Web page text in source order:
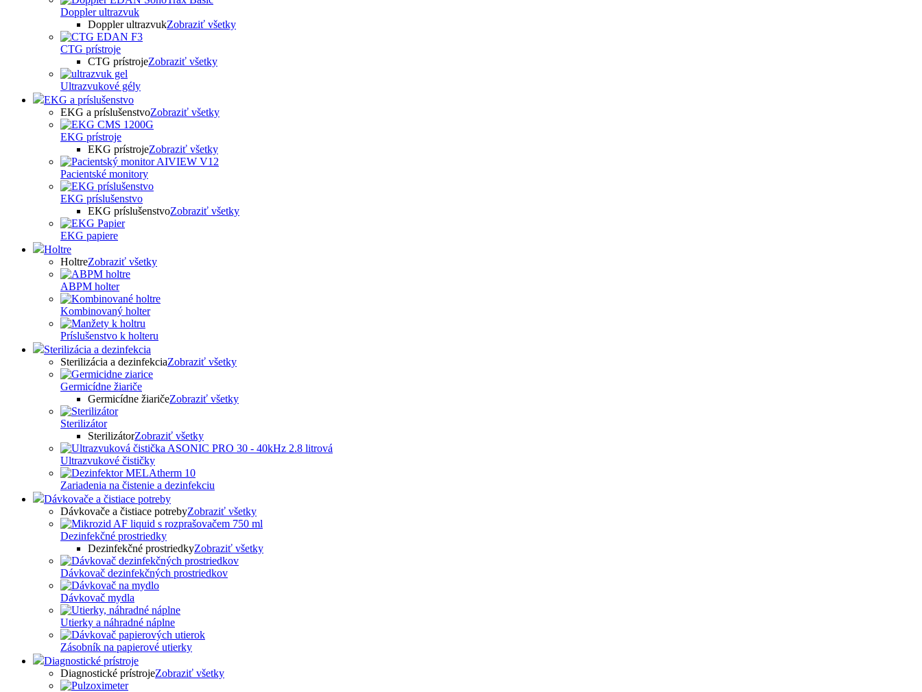
Doppler ultrazvuk
Doppler ultrazvukZobraziť všetky
CTG prístroje
CTG prístrojeZobraziť všetky
Ultrazvukové gély
EKG a príslušenstvo
EKG a príslušenstvoZobraziť všetky
EKG prístroje
EKG prístrojeZobraziť všetky
Pacientské monitory
EKG príslušenstvo
EKG príslušenstvoZobraziť všetky
EKG papiere
Holtre
HoltreZobraziť všetky
ABPM holter
Kombinovaný holter
Príslušenstvo k holteru
Sterilizácia a dezinfekcia
Sterilizácia a dezinfekciaZobraziť všetky
Germicídne žiariče
Germicídne žiaričeZobraziť všetky
Sterilizátor
SterilizátorZobraziť všetky
Ultrazvukové čističky
Zariadenia na čistenie a dezinfekciu
Dávkovače a čistiace potreby
Dávkovače a čistiace potrebyZobraziť všetky
Dezinfekčné prostriedky
Dezinfekčné prostriedkyZobraziť všetky
Dávkovač dezinfekčných prostriedkov
Dávkovač mydla
Utierky a náhradné náplne
Zásobník na papierové utierky
Diagnostické prístroje
Diagnostické prístrojeZobraziť všetky